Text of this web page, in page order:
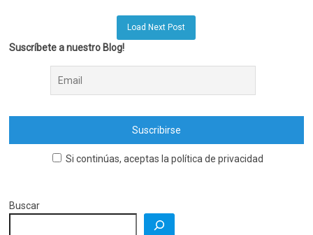
Load Next Post
Suscríbete a nuestro Blog!
Si continúas, aceptas la política de privacidad
Buscar